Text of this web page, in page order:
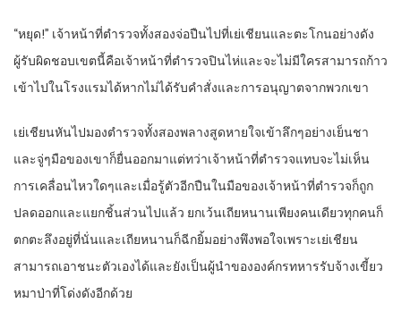
“หยุด!” เจ้าหน้าที่ตำรวจทั้งสองจ่อปืนไปที่เย่เชียนและตะโกนอย่างดัง
ผู้รับผิดชอบเขตนี้คือเจ้าหน้าที่ตำรวจปินไห่และจะไม่มีใครสามารถก้าว
เข้าไปในโรงแรมได้หากไม่ได้รับคำสั่งและการอนุญาตจากพวกเขา
เย่เชียนหันไปมองตำรวจทั้งสองพลางสูดหายใจเข้าลึกๆอย่างเย็นชา
และจู่ๆมือของเขาก็ยื่นออกมาแต่ทว่าเจ้าหน้าที่ตำรวจแทบจะไม่เห็น
การเคลื่อนไหวใดๆและเมื่อรู้ตัวอีกปืนในมือของเจ้าหน้าที่ตำรวจก็ถูก
ปลดออกและแยกชิ้นส่วนไปแล้ว ยกเว้นเถียหนานเพียงคนเดียวทุกคนก็
ตกตะลึงอยู่ที่นั่นและเถียหนานก็ฉีกยิ้มอย่างพึงพอใจเพราะเย่เชียน
สามารถเอาชนะตัวเองได้และยังเป็นผู้นำขององค์กรทหารรับจ้างเขี้ยว
หมาป่าที่โด่งดังอีกด้วย